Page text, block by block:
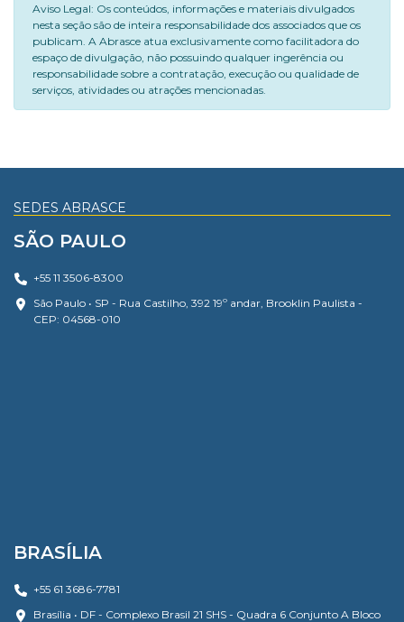
Aviso Legal: Os conteúdos, informações e materiais divulgados
nesta seção são de inteira responsabilidade dos associados que os
publicam. A Abrasce atua exclusivamente como facilitadora do
espaço de divulgação, não possuindo qualquer ingerência ou
responsabilidade sobre a contratação, execução ou qualidade de
serviços, atividades ou atrações mencionadas.
SEDES ABRASCE
SÃO PAULO
+55 11 3506-8300
São Paulo • SP - Rua Castilho, 392 19º andar, Brooklin Paulista -
CEP: 04568-010
BRASÍLIA
+55 61 3686-7781
Brasília • DF - Complexo Brasil 21 SHS - Quadra 6 Conjunto A Bloco